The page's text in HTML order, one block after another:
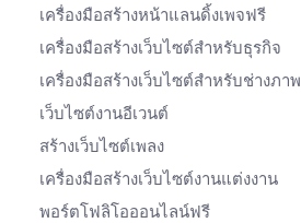
เครื่องมือสร้างหน้าแลนดิ้งเพจฟรี
เครื่องมือสร้างเว็บไซต์สำหรับธุรกิจ
เครื่องมือสร้างเว็บไซต์สำหรับช่างภาพ
เว็บไซต์งานอีเวนต์
สร้างเว็บไซต์เพลง
เครื่องมือสร้างเว็บไซต์งานแต่งงาน
พอร์ตโฟลิโอออนไลน์ฟรี